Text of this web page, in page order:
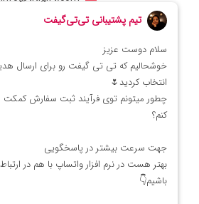
شماره تماس ایران: 02166066403
شماره تماس آمریکا: 0014088054942